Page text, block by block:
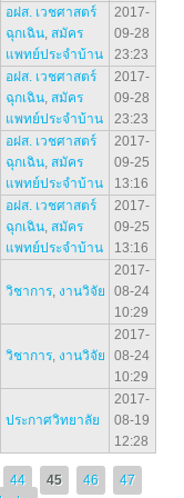
อฝส. เวชศาสตร์
ฉุกเฉิน,สมัคร
แพทย์ประจำบ้าน
2017-
09-28
23:23
อฝส. เวชศาสตร์
ฉุกเฉิน,สมัคร
แพทย์ประจำบ้าน
2017-
09-28
23:23
อฝส. เวชศาสตร์
ฉุกเฉิน,สมัคร
แพทย์ประจำบ้าน
2017-
09-25
13:16
อฝส. เวชศาสตร์
ฉุกเฉิน,สมัคร
แพทย์ประจำบ้าน
2017-
09-25
13:16
วิชาการ, งานวิจัย
2017-
08-24
10:29
วิชาการ, งานวิจัย
2017-
08-24
10:29
ประกาศวิทยาลัย
2017-
08-19
12:28
44 45 46
47